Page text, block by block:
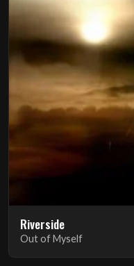
Riverside
Out of Myself